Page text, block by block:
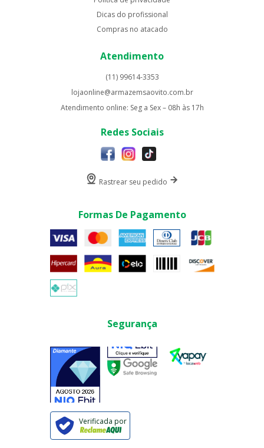
Dicas do profissional
Compras no atacado
Atendimento
(11) 99614-3353
lojaonline@armazemsaovito.com.br
Atendimento online: Seg a Sex – 08h às 17h
Redes Sociais
Rastrear seu pedido
Formas De Pagamento
Segurança
Verificada por